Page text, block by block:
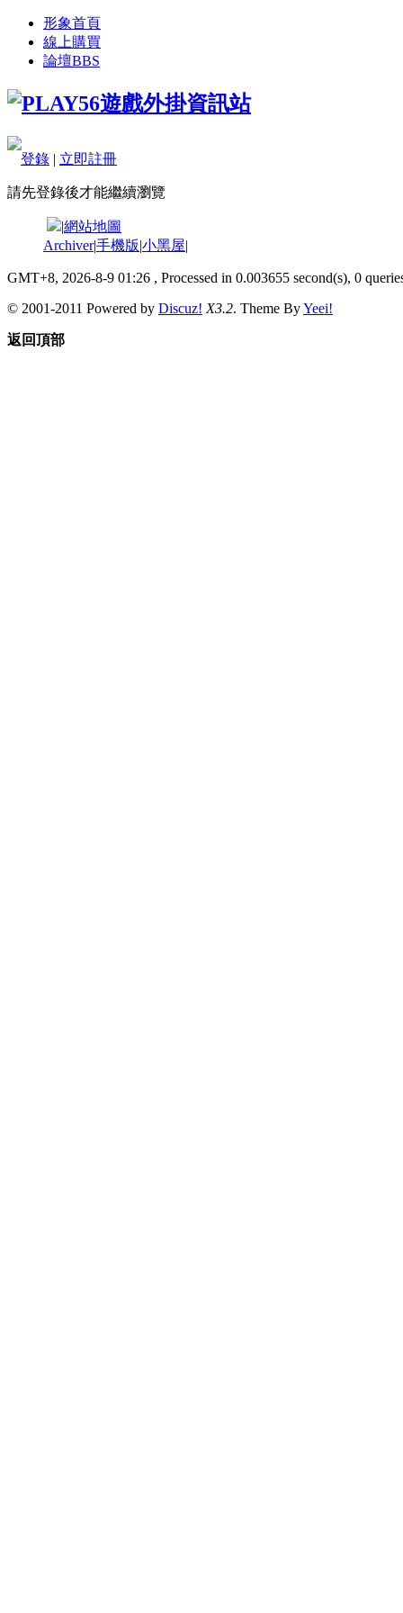
形象首頁
線上購買
論壇BBS
登錄 | 立即註冊
請先登錄後才能繼續瀏覽
|網站地圖
Archiver|手機版|小黑屋|
GMT+8, 2026-8-9 01:26 , Processed in 0.003655 second(s), 0
© 2001-2011 Powered by Discuz! X3.2. Theme ByYeei!
返回頂部